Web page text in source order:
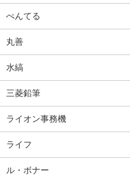
ぺんてる
丸善
水縞
三菱鉛筆
ライオン事務機
ライフ
ル・ボナー